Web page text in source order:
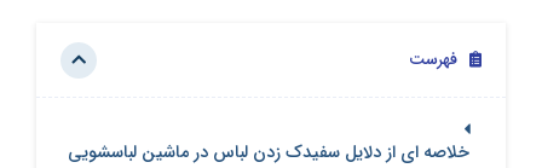
فهرست
خلاصه ای از دلایل سفیدک زدن لباس در ماشین لباسشویی